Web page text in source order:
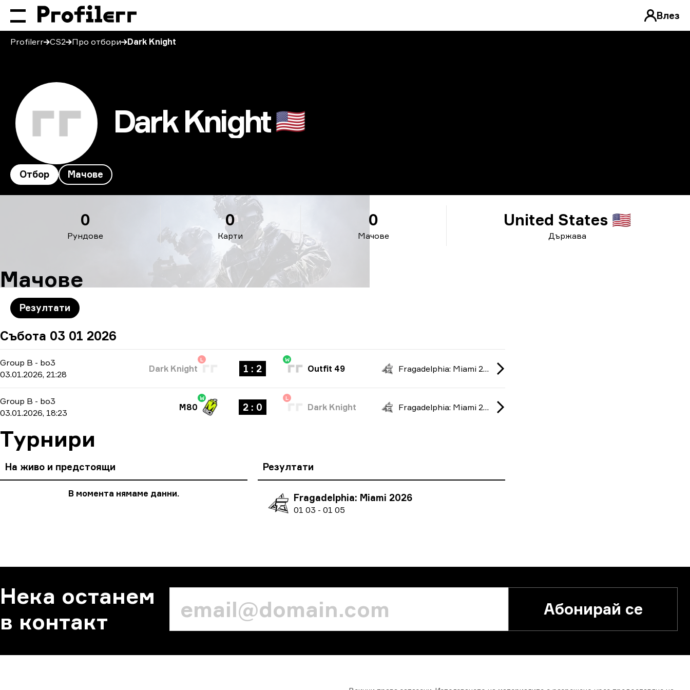
Влез
Profilerr CS2 Про отбори Dark Knight
Dark Knight🇺🇸
Отбор Мачове
Рундове
0
Карти
0
Мачове
0
Държава
United States 🇺🇸
Мачове
Резултати
Събота 03 01 2026
Group B - bo3
03.01.2026, 21:28
L
Dark Knight 1 : 2
W
Outfit 49 Fragadelphia: Miami 2026
Group B - bo3
03.01.2026, 18:23
W
M80 2 : 0
L
Dark Knight Fragadelphia: Miami 2026
Турнири
На живо и предстоящи
В момента нямаме данни.
Резултати
Fragadelphia: Miami 2026
01 03 - 01 05
Нека останем
в контакт
Абонирай се